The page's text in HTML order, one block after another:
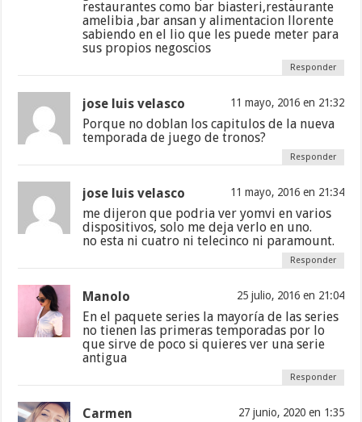
restaurantes como bar biasteri,restaurante
amelibia ,bar ansan y alimentacion llorente
sabiendo en el lio que les puede meter para
sus propios negoscios
Responder
jose luis velasco 11 mayo, 2016 en 21:32
Porque no doblan los capitulos de la nueva
temporada de juego de tronos?
Responder
jose luis velasco 11 mayo, 2016 en 21:34
me dijeron que podria ver yomvi en varios
dispositivos, solo me deja verlo en uno.
no esta ni cuatro ni telecinco ni paramount.
Responder
Manolo 25 julio, 2016 en 21:04
En el paquete series la mayoría de las series
no tienen las primeras temporadas por lo
que sirve de poco si quieres ver una serie
antigua
Responder
Carmen 27 junio, 2020 en 1:35